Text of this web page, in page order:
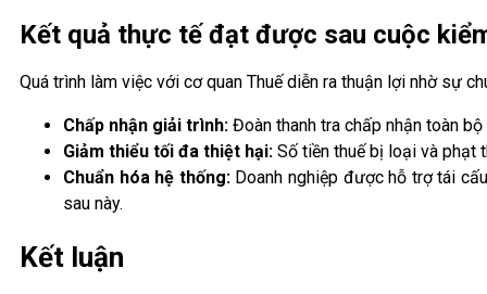
Kết quả thực tế đạt được sau cuộc
Quá trình làm việc với cơ quan Thuế diễn ra thuận lợi nhờ sự
Chấp nhận giải trình: Đoàn thanh tra chấp nhận toàn
Giảm thiểu tối đa thiệt hại: Số tiền thuế bị loại và phạt
Chuẩn hóa hệ thống:Doanh nghiệp được hỗ trợ tái
sau này.
Kết luận